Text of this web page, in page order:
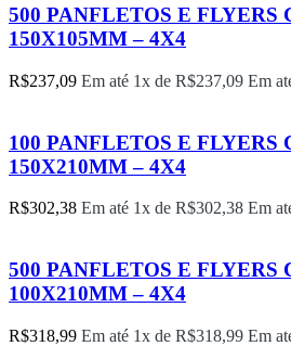
500 PANFLETOS E FLYERS
150X105MM – 4X4
R$237,09 Em até 1x de R$237,09 Em
100 PANFLETOS E FLYERS
150X210MM – 4X4
R$302,38 Em até 1x de R$302,38 Em
500 PANFLETOS E FLYERS
100X210MM – 4X4
R$318,99 Em até 1x de R$318,99 Em